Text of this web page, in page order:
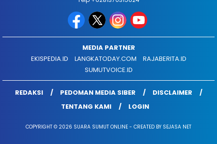
MEDIA PARTNER
EKISPEDIA.ID
LANGKATODAY.COM
RAJABERITA.ID
SUMUTVOICE.ID
REDAKSI PEDOMAN MEDIA SIBER
DISCLAIMER
TENTANG KAMI
LOGIN
COPYRIGHT © 2026 SUARA SUMUT ONLINE - CREATED BY SEJASA NET